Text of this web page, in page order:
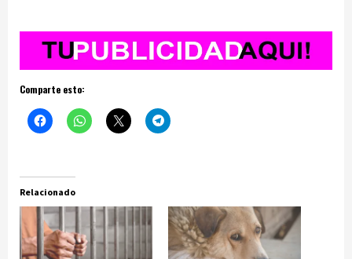
Comparte esto:
Relacionado